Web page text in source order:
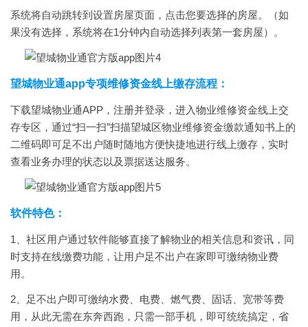
系统将自动跳转到设置房屋页面，点击您要选择的房屋。（如
果没有选择，系统将在1分钟内自动选择列表第一套房屋）。
望城物业通app专项维修资金线上缴存流程：
下载望城物业通APP，注册并登录，进入物业维修资金线上交
存专区，通过“扫一扫”扫描望城区物业维修资金缴款通知书上的
二维码即可足不出户随时随地方便快捷地进行线上缴存，实时
查看业务办理的状态以及票据送达服务。
软件特色：
1、社区用户通过软件能够直接了解物业的相关信息和资讯，同
时支持在线缴费功能，让用户足不出户在家即可缴纳物业费
用。
2、足不出户即可缴纳水费、电费、燃气费、固话、宽带等费
用，从此无需在东奔西跑，只需一部手机，即可统统搞定，省